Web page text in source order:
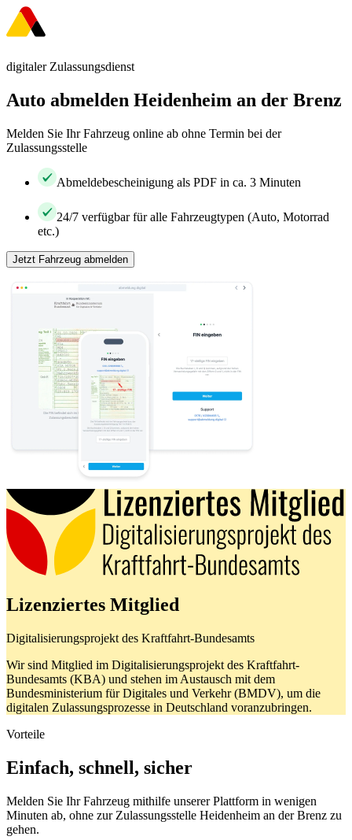
digitaler Zulassungsdienst
Auto abmelden Heidenheim an der Brenz
Melden Sie Ihr Fahrzeug online ab ohne Termin bei der
Zulassungsstelle
Abmeldebescheinigung als PDF in ca. 3 Minuten
24/7 verfügbar für alle Fahrzeugtypen (Auto, Motorrad
etc.)
Jetzt Fahrzeug abmelden
Lizenziertes Mitglied
Digitalisierungsprojekt des Kraftfahrt-Bundesamts
Wir sind Mitglied im Digitalisierungsprojekt des Kraftfahrt-
Bundesamts (KBA) und stehen im Austausch mit dem
Bundesministerium für Digitales und Verkehr (BMDV), um die
digitalen Zulassungsprozesse in Deutschland voranzubringen.
Vorteile
Einfach, schnell, sicher
Melden Sie Ihr Fahrzeug mithilfe unserer Plattform in wenigen
Minuten ab, ohne zur Zulassungsstelle Heidenheim an der Brenz zu
gehen.